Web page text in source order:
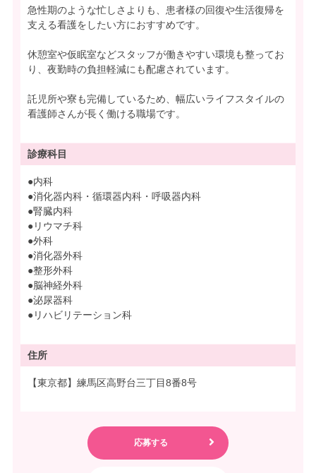
急性期のような忙しさよりも、患者様の回復や生活復帰を
支える看護をしたい方におすすめです。
休憩室や仮眠室などスタッフが働きやすい環境も整ってお
り、夜勤時の負担軽減にも配慮されています。
託児所や寮も完備しているため、幅広いライフスタイルの
看護師さんが長く働ける職場です。
診療科目
●内科
●消化器内科・循環器内科・呼吸器内科
●腎臓内科
●リウマチ科
●外科
●消化器外科
●整形外科
●脳神経外科
●泌尿器科
●リハビリテーション科
住所
【東京都】練馬区高野台三丁目8番8号